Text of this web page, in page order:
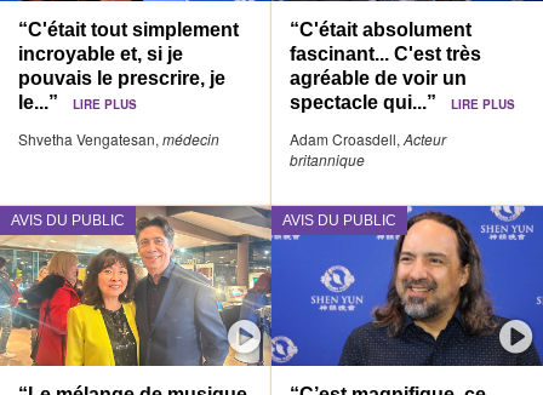
“C'était tout simplement
incroyable et, si je
pouvais le prescrire, je
le...”
LIRE PLUS
Shvetha Vengatesan, médecin
“C'était absolument
fascinant... C'est très
agréable de voir un
spectacle qui...”LIRE PLUS
Adam Croasdell,Acteur
britannique
AVIS DU PUBLIC AVIS DU PUBLIC